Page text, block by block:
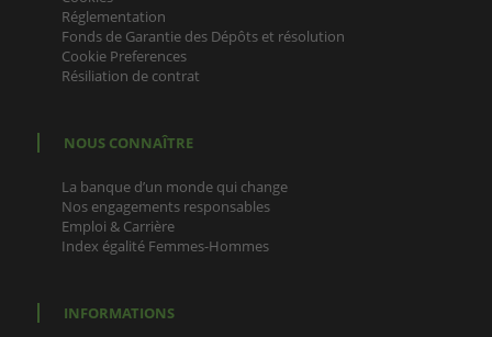
Réglementation
Fonds de Garantie des Dépôts et résolution
Cookie Preferences
Résiliation de contrat
NOUS CONNAÎTRE
La banque d’un monde qui change
Nos engagements responsables
Emploi & Carrière
Index égalité Femmes-Hommes
INFORMATIONS